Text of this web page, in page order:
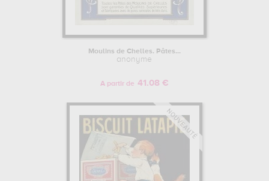
Moulins de Chelles. Pâtes...
anonyme
A partir de 41.08 €